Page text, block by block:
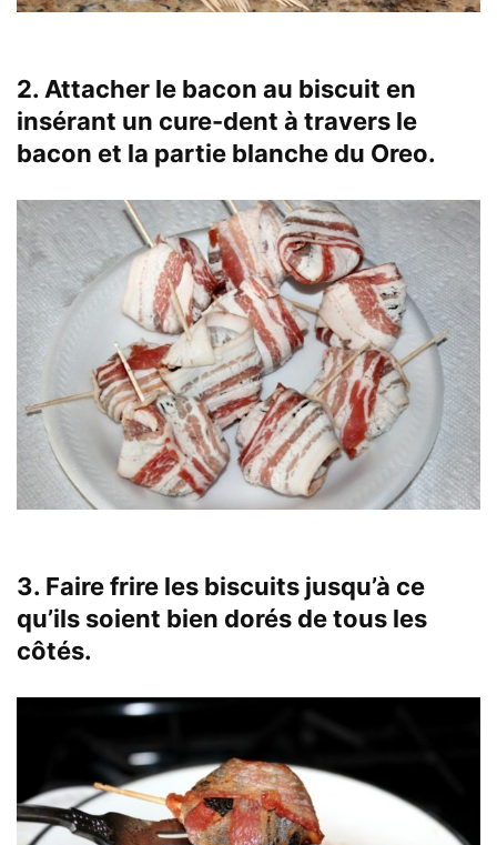
2. Attacher le bacon au biscuit en
insérant un cure-dent à travers le
bacon et la partie blanche du Oreo.
3. Faire frire les biscuits jusqu’à ce
qu’ils soient bien dorés de tous les
côtés.